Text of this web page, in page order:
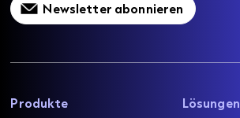
Newsletter abonnieren
Produkte
Lösungen